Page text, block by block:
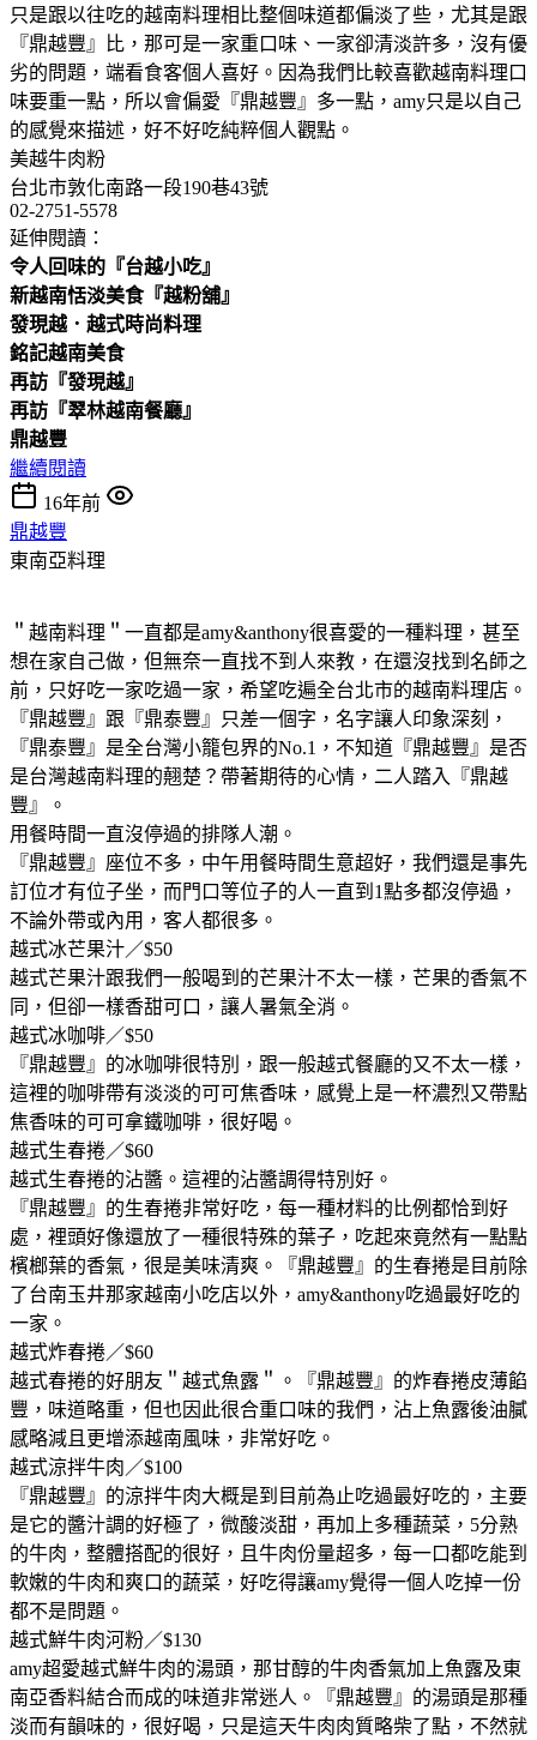
只是跟以往吃的越南料理相比整個味道都偏淡了些，尤其是跟
『鼎越豐』比，那可是一家重口味、一家卻清淡許多，沒有優
劣的問題，端看食客個人喜好。因為我們比較喜歡越南料理口
味要重一點，所以會偏愛『鼎越豐』多一點，amy只是以自己
的感覺來描述，好不好吃純粹個人觀點。
美越牛肉粉
台北市敦化南路一段190巷43號
02-2751-5578
延伸閱讀：
令人回味的『台越小吃』
新越南恬淡美食『越粉舖』
發現越．越式時尚料理
銘記越南美食
再訪『發現越』
再訪『翠林越南餐廳』
鼎越豐
繼續閱讀
16年前
鼎越豐
東南亞料理
＂越南料理＂一直都是amy&anthony很喜愛的一種料理，甚至
想在家自己做，但無奈一直找不到人來教，在還沒找到名師之
前，只好吃一家吃過一家，希望吃遍全台北市的越南料理店。
『鼎越豐』跟『鼎泰豐』只差一個字，名字讓人印象深刻，
『鼎泰豐』是全台灣小籠包界的No.1，不知道『鼎越豐』是否
是台灣越南料理的翹楚？帶著期待的心情，二人踏入『鼎越
豐』。
用餐時間一直沒停過的排隊人潮。
『鼎越豐』座位不多，中午用餐時間生意超好，我們還是事先
訂位才有位子坐，而門口等位子的人一直到1點多都沒停過，
不論外帶或內用，客人都很多。
越式冰芒果汁／$50
越式芒果汁跟我們一般喝到的芒果汁不太一樣，芒果的香氣不
同，但卻一樣香甜可口，讓人暑氣全消。
越式冰咖啡／$50
『鼎越豐』的冰咖啡很特別，跟一般越式餐廳的又不太一樣，
這裡的咖啡帶有淡淡的可可焦香味，感覺上是一杯濃烈又帶點
焦香味的可可拿鐵咖啡，很好喝。
越式生春捲／$60
越式生春捲的沾醬。這裡的沾醬調得特別好。
『鼎越豐』的生春捲非常好吃，每一種材料的比例都恰到好
處，裡頭好像還放了一種很特殊的葉子，吃起來竟然有一點點
檳榔葉的香氣，很是美味清爽。『鼎越豐』的生春捲是目前除
了台南玉井那家越南小吃店以外，amy&anthony吃過最好吃的
一家。
越式炸春捲／$60
越式春捲的好朋友＂越式魚露＂。『鼎越豐』的炸春捲皮薄餡
豐，味道略重，但也因此很合重口味的我們，沾上魚露後油膩
感略減且更增添越南風味，非常好吃。
越式涼拌牛肉／$100
『鼎越豐』的涼拌牛肉大概是到目前為止吃過最好吃的，主要
是它的醬汁調的好極了，微酸淡甜，再加上多種蔬菜，5分熟
的牛肉，整體搭配的很好，且牛肉份量超多，每一口都吃能到
軟嫩的牛肉和爽口的蔬菜，好吃得讓amy覺得一個人吃掉一份
都不是問題。
越式鮮牛肉河粉／$130
amy超愛越式鮮牛肉的湯頭，那甘醇的牛肉香氣加上魚露及東
南亞香料結合而成的味道非常迷人。『鼎越豐』的湯頭是那種
淡而有韻味的，很好喝，只是這天牛肉肉質略柴了點，不然就